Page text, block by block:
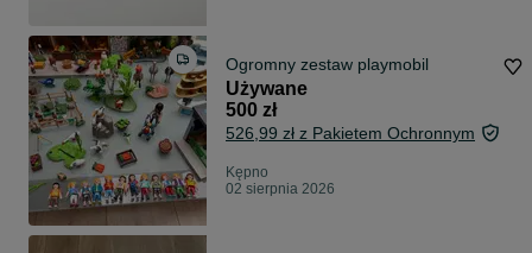
Ogromny zestaw playmobil
Używane
500 zł
526,99 zł z Pakietem Ochronnym
Kępno
02 sierpnia 2026